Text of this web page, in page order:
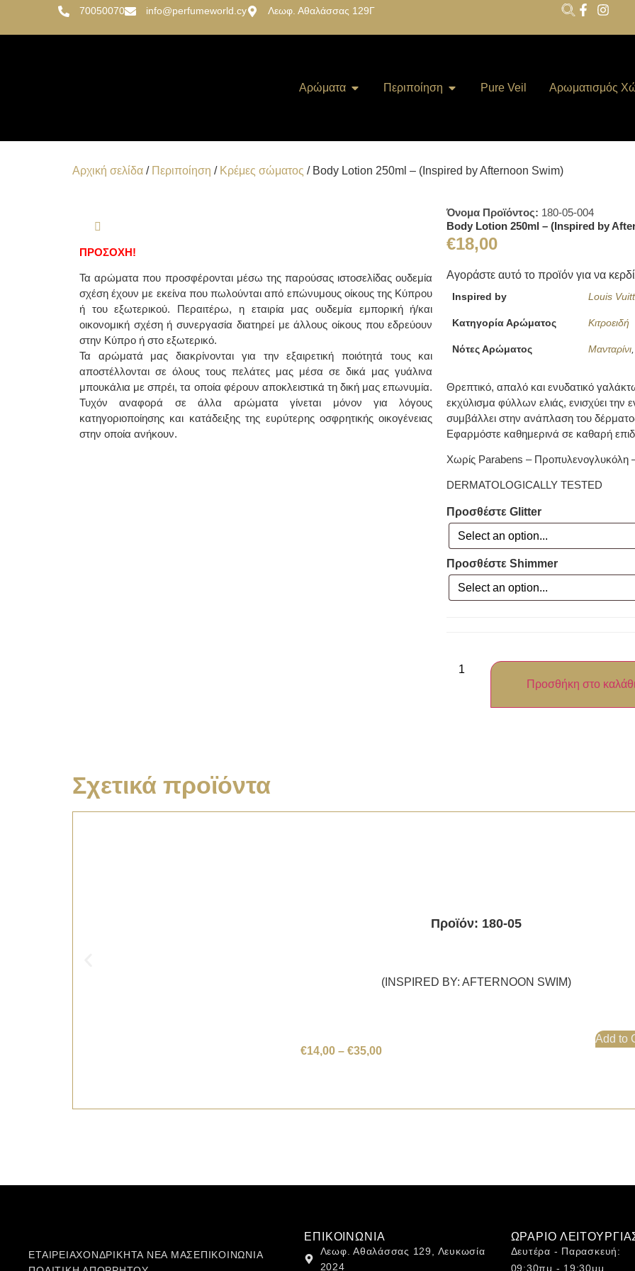
70050070 info@perfumeworld.cy Λεωφ. Αθαλάσσας 129Γ
Αρώματα Περιποίηση Pure Veil Αρωματισμός
Αρχική σελίδα / Περιποίηση / Κρέμες σώματος / Body Lotion 250ml – (Inspired by Afternoon Swim)
ΠΡΟΣΟΧΗ!
Τα αρώματα που προσφέρονται μέσω της παρούσας ιστοσελίδας ουδεμία
σχέση έχουν με εκείνα που πωλούνται από επώνυμους οίκους της Κύπρου
ή του εξωτερικού. Περαιτέρω, η εταιρία μας ουδεμία εμπορική ή/και
οικονομική σχέση ή συνεργασία διατηρεί με άλλους οίκους που εδρεύουν
στην Κύπρο ή στο εξωτερικό.
Τα αρώματά μας διακρίνονται για την εξαιρετική ποιότητά τους και
αποστέλλονται σε όλους τους πελάτες μας μέσα σε δικά μας γυάλινα
μπουκάλια με σπρέι, τα οποία φέρουν αποκλειστικά τη δική μας επωνυμία.
Τυχόν αναφορά σε άλλα αρώματα γίνεται μόνον για λόγους
κατηγοριοποίησης και κατάδειξης της ευρύτερης οσφρητικής οικογένειας
στην οποία ανήκουν.
Όνομα Προϊόντος: 180-05-004
Body Lotion 250ml – (Inspired by
€18,00
Αγοράστε αυτό το προϊόν για να
Inspired by Louis
Κατηγορία Αρώματος Κιτροειδή
Νότες Αρώματος Μανταρίνι
Θρεπτικό, απαλό και ενυδατικό
εκχύλισμα φύλλων ελιάς, ενισχύει την
συμβάλλει στην ανάπλαση του
Εφαρμόστε καθημερινά σε καθαρή
Χωρίς Parabens – Προπυλενογλυκόλη
DERMATOLOGICALLY TESTED
Προσθέστε Glitter
Προσθέστε Shimmer
Προσθήκη στο
Σχετικά προϊόντα
Προϊόν: 180-05
(INSPIRED BY: AFTERNOON SWIM)
€14,00 – €35,00
Add to
ΕΤΑΙΡΕΙΑΧΟΝΔΡΙΚΗΤΑ ΝΕΑ ΜΑΣΕΠΙΚΟΙΝΩΝΙΑ
ΕΠΙΚΟΙΝΩΝΙΑ
Λεωφ. Αθαλάσσας 129, Λευκωσία
2024
ΩΡΑΡΙΟ
Δευτέρα - Παρασκευή:
09:30πμ - 19:30μμ